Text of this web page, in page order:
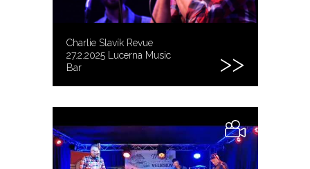
Charlie Slavík Revue
27.2.2025 Lucerna Music
Bar